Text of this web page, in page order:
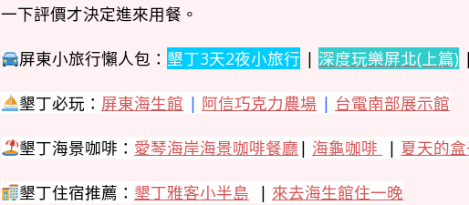
一下評價才決定進來用餐。
屏東小旅行懶人包： 墾丁3天2夜小旅行 | 深度玩樂屏北(上篇) |
墾丁必玩： 屏東海生館 | 阿信巧克力農場 | 台電南部展示館
墾丁海景咖啡： 愛琴海岸海景咖啡餐廳 | 海龜咖啡 | 夏天的
墾丁住宿推薦： 墾丁雅客小半島 | 來去海生館住一晚